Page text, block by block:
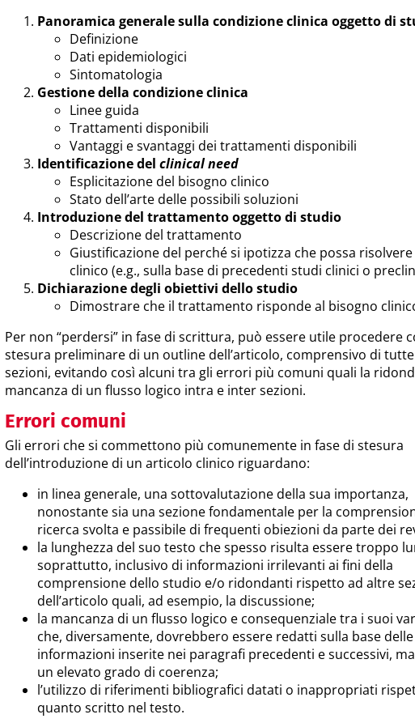
Panoramica generale sulla condizione clinica oggetto di
Definizione
Dati epidemiologici
Sintomatologia
Gestione della condizione clinica
Linee guida
Trattamenti disponibili
Vantaggi e svantaggi dei trattamenti disponibili
Identificazione del clinical need
Esplicitazione del bisogno clinico
Stato dell’arte delle possibili soluzioni
Introduzione del trattamento oggetto di studio
Descrizione del trattamento
Giustificazione del perché si ipotizza che possa
clinico (e.g., sulla base di precedenti studi clinici o
Dichiarazione degli obiettivi dello studio
Dimostrare che il trattamento risponde al bisogno
Per non “perdersi” in fase di scrittura, può essere utile procedere
stesura preliminare di un outline dell’articolo, comprensivo di
sezioni, evitando così alcuni tra gli errori più comuni quali la
mancanza di un flusso logico intra e inter sezioni.
Errori comuni
Gli errori che si commettono più comunemente in fase di stesura
dell’introduzione di un articolo clinico riguardano:
in linea generale, una sottovalutazione della sua importanza,
nonostante sia una sezione fondamentale per la
ricerca svolta e passibile di frequenti obiezioni da parte dei
la lunghezza del suo testo che spesso risulta essere troppo
soprattutto, inclusivo di informazioni irrilevanti ai fini della
comprensione dello studio e/o ridondanti rispetto ad altre
dell’articolo quali, ad esempio, la discussione;
la mancanza di un flusso logico e consequenziale tra i suoi
che, diversamente, dovrebbero essere redatti sulla base delle
informazioni inserite nei paragrafi precedenti e successivi,
un elevato grado di coerenza;
l’utilizzo di riferimenti bibliografici datati o inappropriati
quanto scritto nel testo.